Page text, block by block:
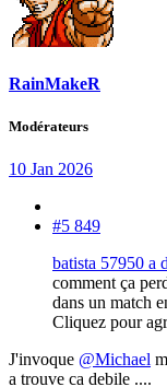
RainMakeR
Modérateurs
10 Jan 2026
#5 849
batista 57950 a
comment ça
dans un match
Cliquez pour
J'invoque @Michael
a trouve ca debile ....